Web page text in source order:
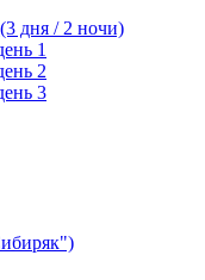
дня / 2 ночи)
1
2
3